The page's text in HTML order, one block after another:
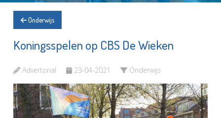
Onderwijs
Koningsspelen op CBS De Wieken
Advertorial 23-04-2021 Onderwijs